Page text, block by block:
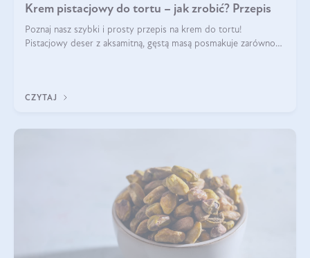
Krem pistacjowy do tortu – jak zrobić? Przepis
Poznaj nasz szybki i prosty przepis na krem do tortu!
Pistacjowy deser z aksamitną, gęstą masą posmakuje zarówno
CZYTAJ